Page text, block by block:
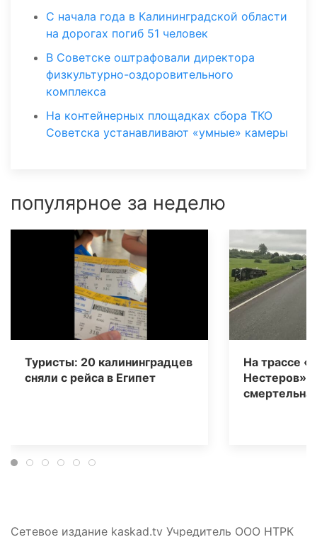
С начала года в Калининградской области
на дорогах погиб 51 человек
В Советске оштрафовали директора
физкультурно-оздоровительного
комплекса
На контейнерных площадках сбора ТКО
Советска устанавливают «умные» камеры
популярное за неделю
Туристы: 20 калининградцев
сняли с рейса в Египет
На трассе
Нестеров»
Сетевое издание kaskad.tv Учредитель ООО НТРК